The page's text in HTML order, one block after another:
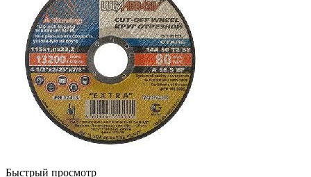
Быстрый просмотр